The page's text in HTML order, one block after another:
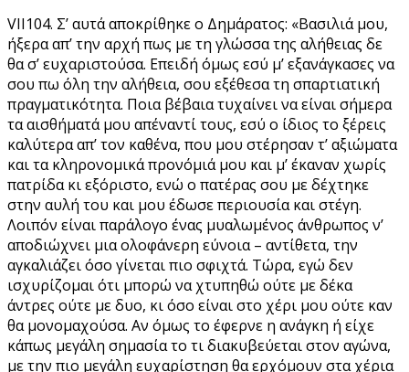
VII104. Σ’ αυτά αποκρίθηκε ο Δημάρατος: «Bασιλιά μου,
ήξερα απ’ την αρχή πως με τη γλώσσα της αλήθειας δε
θα σ’ ευχαριστούσα. Επειδή όμως εσύ μ’ εξανάγκασες να
σου πω όλη την αλήθεια, σου εξέθεσα τη σπαρτιατική
πραγματικότητα. Ποια βέβαια τυχαίνει να είναι σήμερα
τα αισθήματά μου απέναντί τους, εσύ ο ίδιος το ξέρεις
καλύτερα απ’ τον καθένα, που μου στέρησαν τ’ αξιώματα
και τα κληρονομικά προνόμιά μου και μ’ έκαναν χωρίς
πατρίδα κι εξόριστο, ενώ ο πατέρας σου με δέχτηκε
στην αυλή του και μου έδωσε περιουσία και στέγη.
Λοιπόν είναι παράλογο ένας μυαλωμένος άνθρωπος ν’
αποδιώχνει μια ολοφάνερη εύνοια – αντίθετα, την
αγκαλιάζει όσο γίνεται πιο σφιχτά. Tώρα, εγώ δεν
ισχυρίζομαι ότι μπορώ να χτυπηθώ ούτε με δέκα
άντρες ούτε με δυο, κι όσο είναι στο χέρι μου ούτε καν
θα μονομαχούσα. Αν όμως το έφερνε η ανάγκη ή είχε
κάπως μεγάλη σημασία το τι διακυβεύεται στον αγώνα,
με την πιο μεγάλη ευχαρίστηση θα ερχόμουν στα χέρια